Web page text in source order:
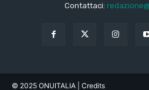
Contattaci:
© 2025 ONUITALIA | Credits